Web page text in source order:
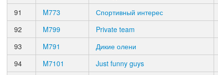
91
M773
Спортивный интерес
92
M799
Private team
93
M791
Дикие олени
94
M7101
Just funny guys